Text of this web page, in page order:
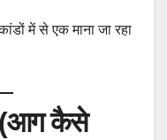
में से एक माना जा रहा
कैसे